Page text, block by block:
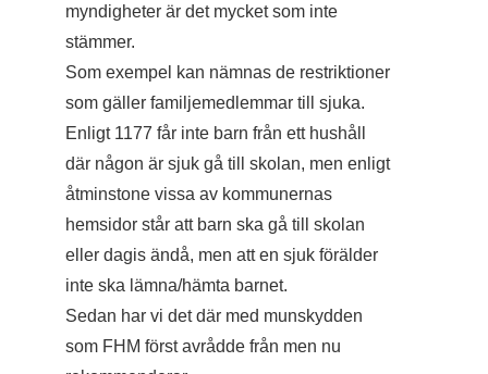
myndigheter är det mycket som inte
stämmer.
Som exempel kan nämnas de restriktioner
som gäller familjemedlemmar till sjuka.
Enligt 1177 får inte barn från ett hushåll
där någon är sjuk gå till skolan, men enligt
åtminstone vissa av kommunernas
hemsidor står att barn ska gå till skolan
eller dagis ändå, men att en sjuk förälder
inte ska lämna/hämta barnet.
Sedan har vi det där med munskydden
som FHM först avrådde från men nu